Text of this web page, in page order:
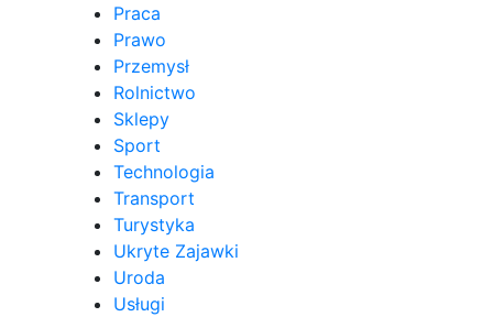
Praca
Prawo
Przemysł
Rolnictwo
Sklepy
Sport
Technologia
Transport
Turystyka
Ukryte Zajawki
Uroda
Usługi